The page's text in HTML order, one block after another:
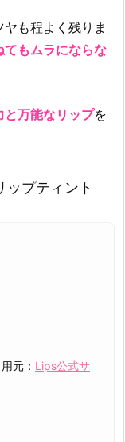
も程よく残りま
てもムラにならな
と万能なリップを
ップティント
元： Lips公式サ